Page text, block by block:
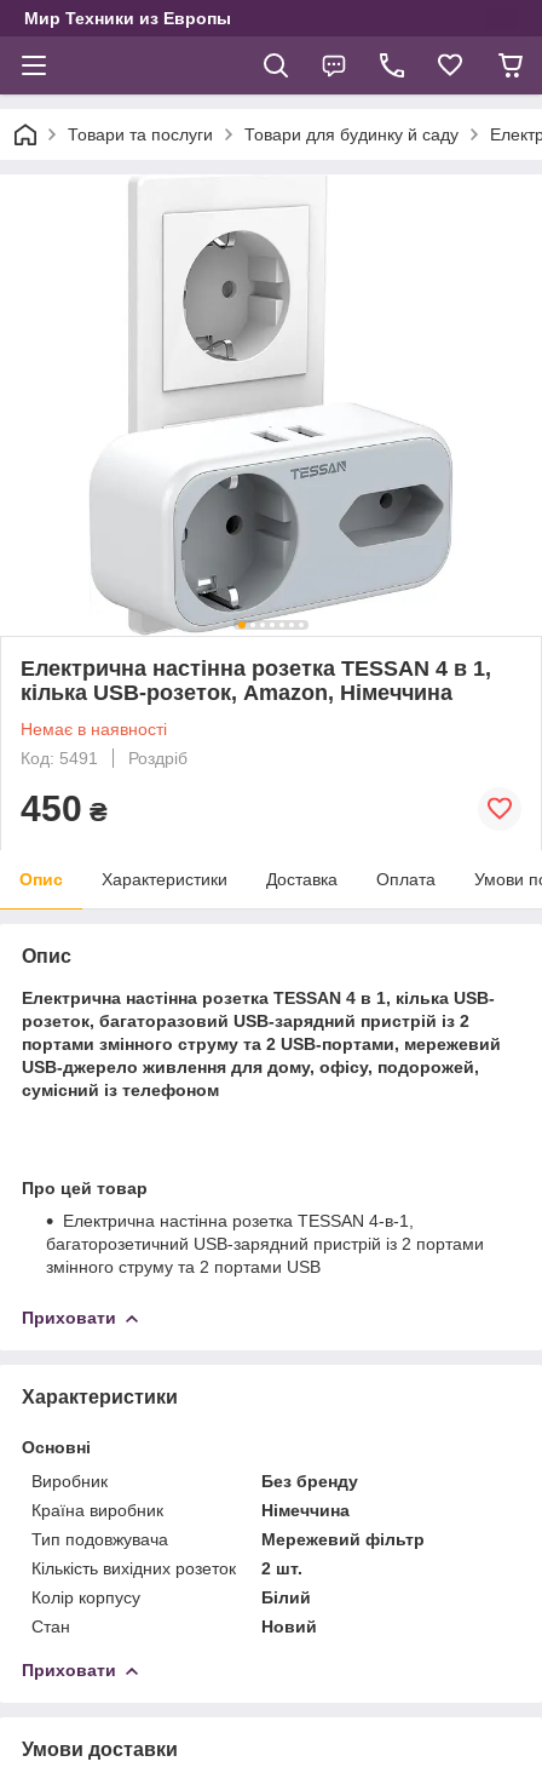
Мир Техники из Европы
Товари та послуги Товари для будинку й саду
Електрична настінна розетка TESSAN 4 в 1,
кілька USB-розеток, Amazon, Німеччина
Немає в наявності
Код: 5491
Роздріб
450 ₴
Опис Характеристики Доставка Оплата Умови
Опис
Електрична настінна розетка TESSAN 4 в 1, кілька USB-
розеток, багаторазовий USB-зарядний пристрій із 2
портами змінного струму та 2 USB-портами, мережевий
USB-джерело живлення для дому, офісу, подорожей,
сумісний із телефоном
Про цей товар
Електрична настінна розетка TESSAN 4-в-1,
багаторозетичний USB-зарядний пристрій із 2 портами
змінного струму та 2 портами USB
Приховати
Характеристики
Основні
Виробник
Без бренду
Країна виробник
Німеччина
Тип подовжувача
Мережевий фільтр
Кількість вихідних розеток
2 шт.
Колір корпусу
Білий
Стан
Новий
Приховати
Умови доставки